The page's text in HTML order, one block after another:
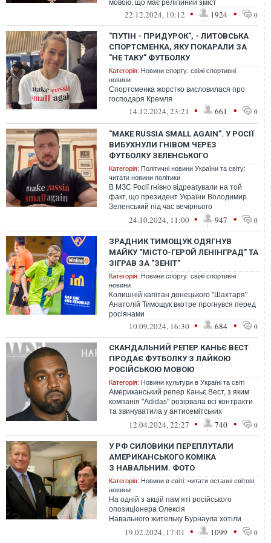
мовою, що має релігійний зміст
22.12.2024, 10:12 • 1924 • 0
"ПУТІН - ПРИДУРОК", - ЛИТОВСЬКА
СПОРТСМЕНКА, ЯКУ ПОКАРАЛИ ЗА
"НЕ ТАКУ" ФУТБОЛКУ
Категорія: Новини спорту: свіжі спортивні
новини
Спортсменка жорстко висловилася про
господаря Кремля
14.12.2024, 23:21 • 661 • 0
"MAKE RUSSIA SMALL AGAIN". У РОСІЇ
ВИБУХНУЛИ ГНІВОМ ЧЕРЕЗ
ФУТБОЛКУ ЗЕЛЕНСЬКОГО
Категорія: Політичні новини України та світу:
читати новини політики
В МЗС Росії гнівно відреагували на той
факт, що президент України Володимир
Зеленський під час вечірнього
відеозвернення був одягнутий у футболку
24.10.2024, 11:00 • 947 • 0
ЗРАДНИК ТИМОЩУК ОДЯГНУВ
МАЙКУ "МІСТО-ГЕРОЙ ЛЕНІНГРАД" ТА
ЗІГРАВ ЗА "ЗЕНІТ"
Категорія: Новини спорту: свіжі спортивні
новини
Колишній капітан донецького "Шахтаря"
Анатолій Тимощук вкотре прогнувся перед
росіянами
10.09.2024, 16:30 • 684 • 0
СКАНДАЛЬНИЙ РЕПЕР КАНЬЄ ВЕСТ
ПРОДАЄ ФУТБОЛКУ З ЛАЙКОЮ
РОСІЙСЬКОЮ МОВОЮ
Категорія: Новини культури в Україні та світі
Американський репер Каньє Вест, з яким
компанія "Adidas" розірвала всі контракти
та звинуватила у антисемітських
висловлюваннях, вирішив дати свою від...
12.04.2024, 22:27 • 740 • 0
У РФ СИЛОВИКИ ПЕРЕПЛУТАЛИ
АМЕРИКАНСЬКОГО КОМІКА
З НАВАЛЬНИМ. ФОТО
Категорія: Новини в світі: читати останні світові
новини
На одній з акцій пам’яті російського
опозиціонера Олексія
Навального жительку Бурнаула хотіли
затримати за футболку із зображенням
американського комі...
19.02.2024, 17:01 • 1099 • 0